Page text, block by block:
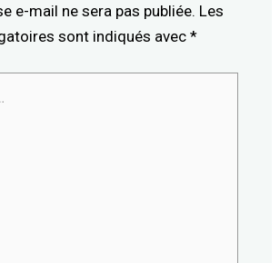
e-mail ne sera pas publiée. Les
sont indiqués avec *